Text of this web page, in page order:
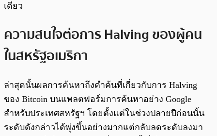
เดียว
ความสนใจต่อการ Halving ของผู้คน
ในสหรัฐอเมริกา
ล่าสุดนั้นผลการค้นหาถึงคำค้นที่เกี่ยวกับการ Halving
ของ Bitcoin บนแพลตฟอร์มการค้นหาอย่าง Google
สำหรับประเทศสหรัฐฯ โดยตั้งแต่ในช่วงปลายปีก่อนนั้น
ระดับดังกล่าวได้พุ่งขึ้นอย่างมากแต่กลับลดระดับลงมา